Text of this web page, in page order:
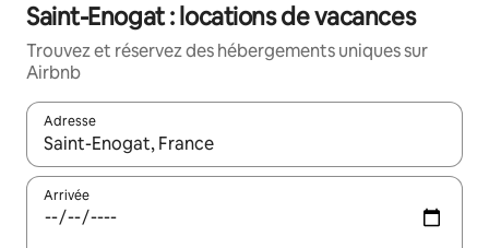
Saint-Enogat : locations de vacances
Trouvez et réservez des hébergements uniques sur
Airbnb
Adresse
Lorsque les résultats s'affichent, utilisez les flèches vers le
Arrivée